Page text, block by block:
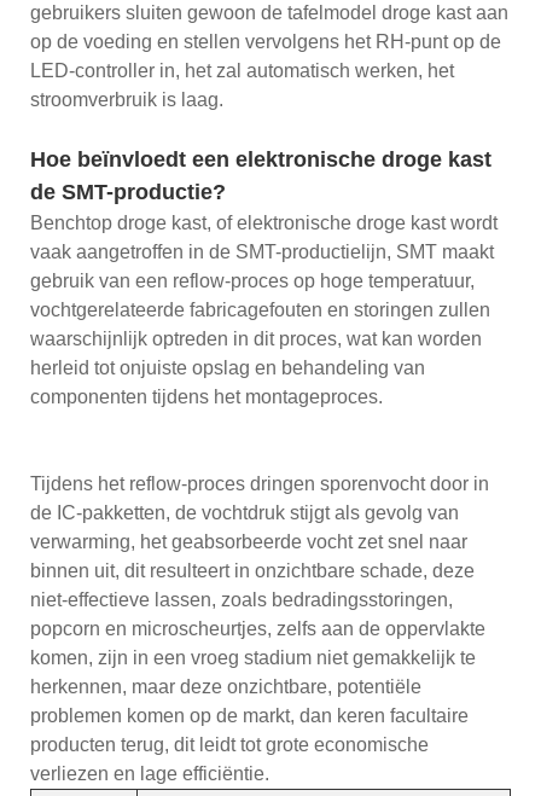
gebruikers sluiten gewoon de tafelmodel droge kast aan
op de voeding en stellen vervolgens het RH-punt op de
LED-controller in, het zal automatisch werken, het
stroomverbruik is laag.
Hoe beïnvloedt een elektronische droge kast
de SMT-productie?
Benchtop droge kast, of elektronische droge kast wordt
vaak aangetroffen in de SMT-productielijn, SMT maakt
gebruik van een reflow-proces op hoge temperatuur,
vochtgerelateerde fabricagefouten en storingen zullen
waarschijnlijk optreden in dit proces, wat kan worden
herleid tot onjuiste opslag en behandeling van
componenten tijdens het montageproces.
Tijdens het reflow-proces dringen sporenvocht door in
de IC-pakketten, de vochtdruk stijgt als gevolg van
verwarming, het geabsorbeerde vocht zet snel naar
binnen uit, dit resulteert in onzichtbare schade, deze
niet-effectieve lassen, zoals bedradingsstoringen,
popcorn en microscheurtjes, zelfs aan de oppervlakte
komen, zijn in een vroeg stadium niet gemakkelijk te
herkennen, maar deze onzichtbare, potentiële
problemen komen op de markt, dan keren facultaire
producten terug, dit leidt tot grote economische
verliezen en lage efficiëntie.